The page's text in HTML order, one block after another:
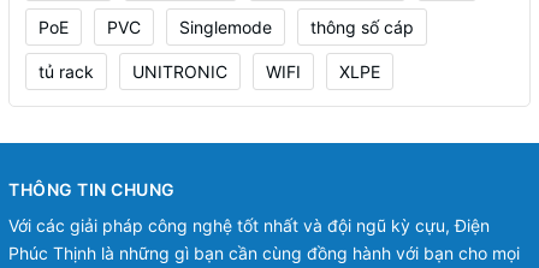
PoE PVC Singlemode thông số cáp
tủ rack UNITRONIC WIFI XLPE
THÔNG TIN CHUNG
Với các giải pháp công nghệ tốt nhất và đội ngũ kỳ cựu, Điện
Phúc Thịnh là những gì bạn cần cùng đồng hành với bạn cho mọi